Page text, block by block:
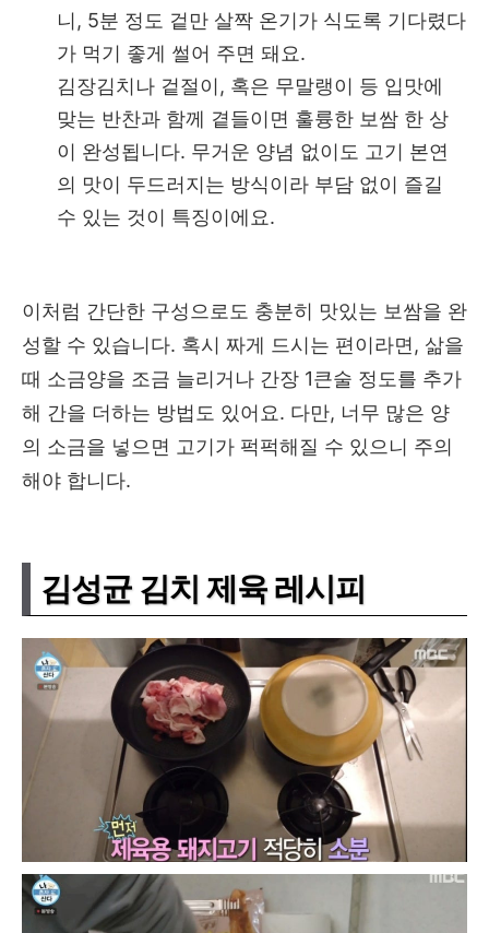
니, 5분 정도 겉만 살짝 온기가 식도록 기다렸다
가 먹기 좋게 썰어 주면 돼요.
김장김치나 겉절이, 혹은 무말랭이 등 입맛에
맞는 반찬과 함께 곁들이면 훌륭한 보쌈 한 상
이 완성됩니다. 무거운 양념 없이도 고기 본연
의 맛이 두드러지는 방식이라 부담 없이 즐길
수 있는 것이 특징이에요.
이처럼 간단한 구성으로도 충분히 맛있는 보쌈을 완
성할 수 있습니다. 혹시 짜게 드시는 편이라면, 삶을
때 소금양을 조금 늘리거나 간장 1큰술 정도를 추가
해 간을 더하는 방법도 있어요. 다만, 너무 많은 양
의 소금을 넣으면 고기가 퍽퍽해질 수 있으니 주의
해야 합니다.
김성균 김치 제육 레시피